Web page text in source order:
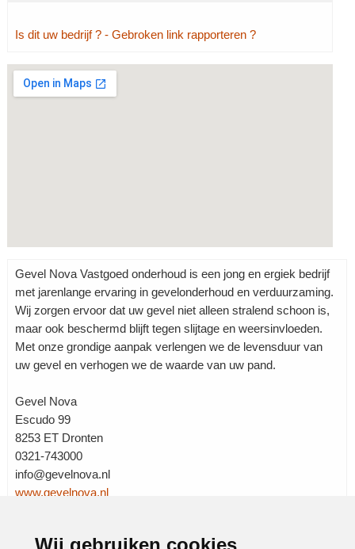
Wij gebruiken cookies
Is dit uw bedrijf ? - Gebroken link rapporteren ?
Grotere kaart weergeven
Gevel Nova Vastgoed onderhoud is een jong en ergiek bedrijf
met jarenlange ervaring in gevelonderhoud en verduurzaming.
Wij zorgen ervoor dat uw gevel niet alleen stralend schoon is,
maar ook beschermd blijft tegen slijtage en weersinvloeden.
Met onze grondige aanpak verlengen we de levensduur van
uw gevel en verhogen we de waarde van uw pand.
Gevel Nova
Escudo 99
8253 ET Dronten
0321-743000
info@gevelnova.nl
www.gevelnova.nl
Rubrieken:Aannemers|Bouw en wonen|Bouwen